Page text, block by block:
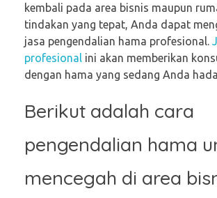
kembali pada area bisnis maupun
tindakan yang tepat, Anda dapat
jasa pengendalian hama profesional.
profesional ini akan memberikan
dengan hama yang sedang Anda
Berikut adalah cara
pengendalian hama
mencegah di area